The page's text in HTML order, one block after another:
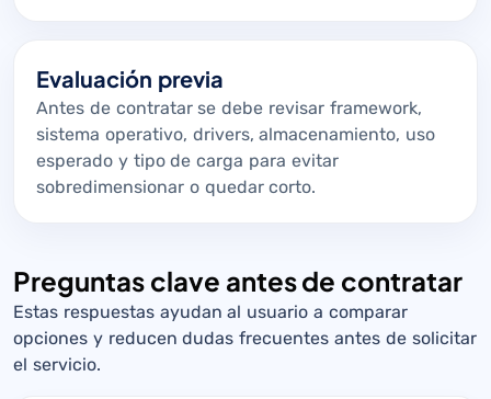
Evaluación previa
Antes de contratar se debe revisar framework,
sistema operativo, drivers, almacenamiento, uso
esperado y tipo de carga para evitar
sobredimensionar o quedar corto.
Preguntas clave antes de contratar
Estas respuestas ayudan al usuario a comparar
opciones y reducen dudas frecuentes antes de solicitar
el servicio.